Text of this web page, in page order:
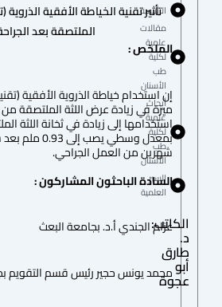
الرئيسية
مقالات
علمية
لكلية
طب
الأسنان
أبحاث
علمية
لكلية
طب
الأسنان
السير
العلمية
الكاتب:
د.
طارق
أبو
عجوة
تأثير تقنية الخياطة الأفقية
الملتصقة بعد
الملخص :
إن استخدام خياطة الذروية الأفقية
ميزة في زيادة عرض اللثة الملتصقة
استخدامها إلى زيادة في ثخانة اللثة
شهرين من العمل الجراحي.
السادة الباحثون المشاركون :
عزام الجندي أ.د. بجامعة البعث
محمد يونس حجير رئيس قسم